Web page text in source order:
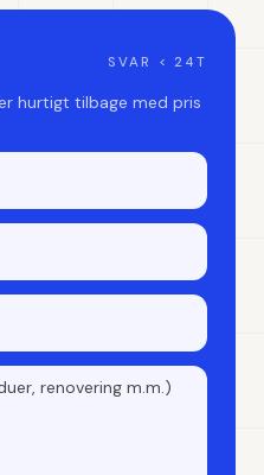
SVAR < 24T
hurtigt tilbage med pris